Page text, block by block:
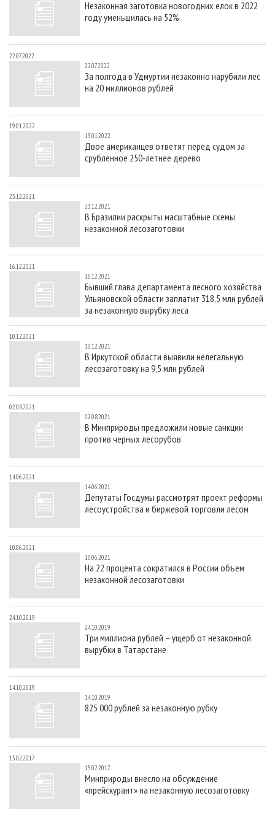
СУШКА ДРЕВЕСИНЫ
ПРОИЗВОДСТВО ДРЕВЕСНЫХ ПЛИТ
ДЕРЕВЯННОЕ ДОМОСТРОЕНИЕ
ПРОИЗВОДСТВО МЕБЕЛИ
БИОЭНЕРГЕТИКА
ЦБП
ИНСТРУМЕНТ И МАТЕРИАЛЫ
ПЕРСОНЫ
МОБИЛЬНЫЕ ВЫСТАВКИ
ПРИОРИТЕТНЫЕ ИНВЕСТПРОЕКТЫ
RUSSIAN FORESTRY REVIEW
ГАЗЕТА ЛЕСПРОМФОРУМ
БИБЛИОТЕКА СПЕЦИАЛИСТА
КОНТАКТЫ
РЕКЛАМА
Незаконная заготовка новогодних елок в 2022
году уменьшилась на 52%
22.07.2022
22.07.2022
За полгода в Удмуртии незаконно нарубили лес
на 20 миллионов рублей
19.01.2022
19.01.2022
Двое американцев ответят перед судом за
срубленное 250-летнее дерево
23.12.2021
23.12.2021
В Бразилии раскрыты масштабные схемы
незаконной лесозаготовки
16.12.2021
16.12.2021
Бывший глава департамента лесного хозяйства
Ульяновской области заплатит 318,5 млн рублей
за незаконную вырубку леса
10.12.2021
10.12.2021
В Иркутской области выявили нелегальную
лесозаготовку на 9,5 млн рублей
02.08.2021
02.08.2021
В Минприроды предложили новые санкции
против черных лесорубов
14.06.2021
14.06.2021
Депутаты Госдумы рассмотрят проект реформы
лесоустройства и биржевой торговли лесом
10.06.2021
10.06.2021
На 22 процента сократился в России объем
незаконной лесозаготовки
24.10.2019
24.10.2019
Три миллиона рублей – ущерб от незаконной
вырубки в Татарстане
14.10.2019
14.10.2019
825 000 рублей за незаконную рубку
15.02.2017
15.02.2017
Минприроды внесло на обсуждение
«прейскурант» на незаконную лесозаготовку